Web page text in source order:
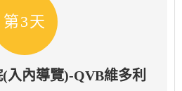
第3天
入內導覽)-QVB維多利